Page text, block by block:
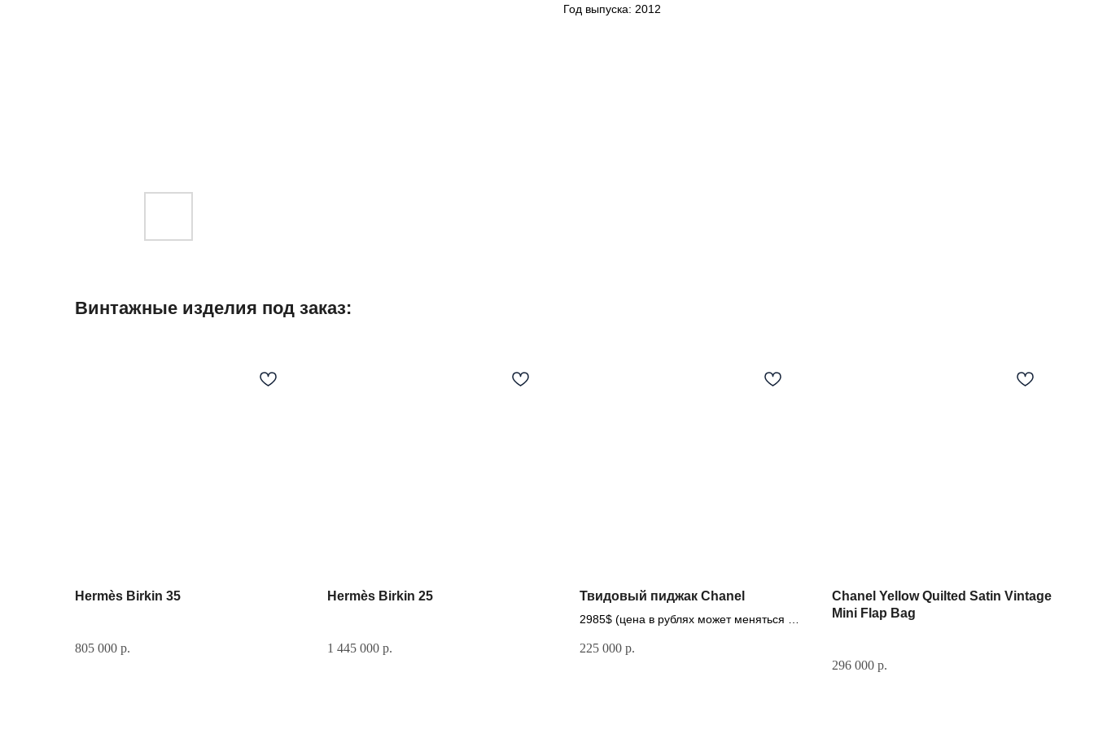
Год выпуска: 2012
Винтажные изделия под заказ:
Hermès Birkin 35
805 000 р.
Hermès Birkin 25
1 445 000 р.
Твидовый пиджак Chanel
2985$ (цена в рублях может меняться в
225 000 р.
Chanel Yellow Quilted Satin Vintage
Mini Flap Bag
296 000 р.